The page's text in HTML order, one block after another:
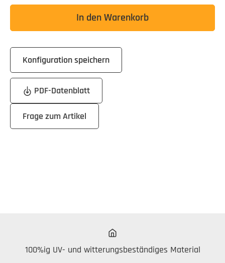
In den Warenkorb
Konfiguration speichern
PDF-Datenblatt
Frage zum Artikel
100%ig UV- und witterungsbeständiges Material